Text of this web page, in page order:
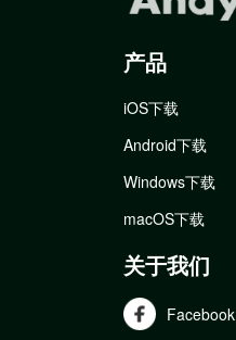
产品
iOS下载
Android下载
Windows下载
macOS下载
关于我们
Facebook